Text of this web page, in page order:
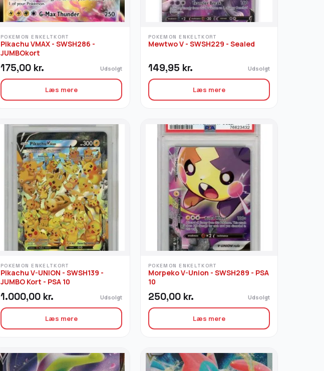
POKEMON ENKELTKORT
Pikachu VMAX - SWSH286 -
JUMBOkort
175,00 kr. Udsolgt
Læs mere
POKEMON ENKELTKORT
Mewtwo V - SWSH229 - Sealed
149,95 kr. Udsolgt
Læs mere
POKEMON ENKELTKORT
Pikachu V-UNION - SWSH139 -
JUMBO Kort - PSA 10
1.000,00 kr. Udsolgt
Læs mere
POKEMON ENKELTKORT
Morpeko V-Union - SWSH289 - PSA
10
250,00 kr. Udsolgt
Læs mere